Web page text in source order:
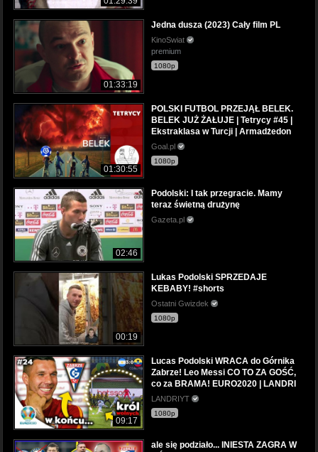
01:33:19
Jedna dusza (2023) Cały film PL
KinoSwiat
premium
1080p
01:30:55
POLSKI FUTBOL PRZEJĄŁ BELEK.
BELEK JUŻ ŻAŁUJE | Tetrycy #45 |
Ekstraklasa w Turcji | Armadżedon
Goal.pl
1080p
02:46
Podolski: I tak przegracie. Mamy
teraz świetną drużynę
Gazeta.pl
00:19
Lukas Podolski SPRZEDAJE
KEBABY! #shorts
Ostatni Gwizdek
1080p
09:17
Lucas Podolski WRACA do Górnika
Zabrze! Leo Messi CO TO ZA GOŚĆ,
co za BRAMA! EURO2020 | LANDRI
LANDRIYT
1080p
ale się podziało... INIESTA ZAGRA W